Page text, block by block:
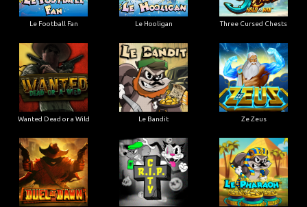
Le Football Fan Le Hooligan Three Cursed Chests
Wanted Dead or a Wild Le Bandit Ze Zeus